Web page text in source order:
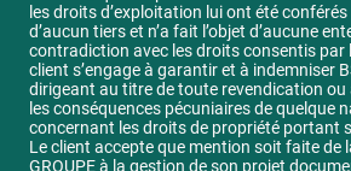
les droits d’exploitation lui ont été
d’aucun tiers et n’a fait l’objet d’aucune
contradiction avec les droits consentis par
client s’engage à garantir et à indemniser
dirigeant au titre de toute revendication
les conséquences pécuniaires de quelque
concernant les droits de propriété portant
Le client accepte que mention soit faite de
GROUPE à la gestion de son projet